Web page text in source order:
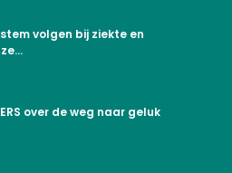
volgen bij ziekte en
over de weg naar geluk